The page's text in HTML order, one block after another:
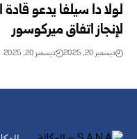
لولا دا سيلفا يدعو قادة
لإنجاز اتفاق ميركوسور
ديسمبر 20, 2025 ديسمبر 20, 2025